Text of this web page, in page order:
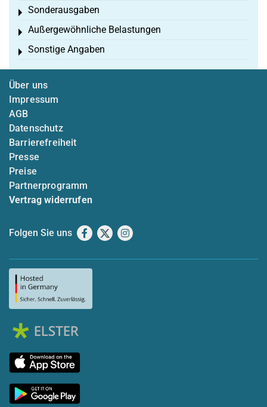
Sonderausgaben
Toggle menu
Außergewöhnliche Belastungen
Toggle menu
Sonstige Angaben
Toggle menu
Über uns
Impressum
AGB
Datenschutz
Barrierefreiheit
Presse
Preise
Partnerprogramm
Vertrag widerrufen
Folgen Sie uns Facebook
X Instagram